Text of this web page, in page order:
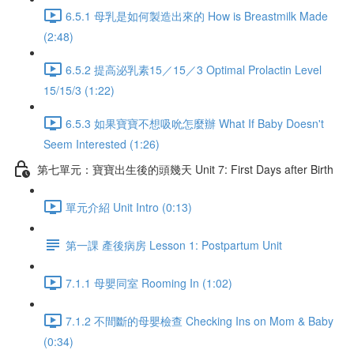
6.5.1 母乳是如何製造出來的 How is Breastmilk Made
(2:48)
6.5.2 提高泌乳素15／15／3 Optimal Prolactin Level
15/15/3 (1:22)
6.5.3 如果寶寶不想吸吮怎麼辦 What If Baby Doesn't
Seem Interested (1:26)
第七單元：寶寶出生後的頭幾天 Unit 7: First Days after Birth
單元介紹 Unit Intro (0:13)
第一課 產後病房 Lesson 1: Postpartum Unit
7.1.1 母嬰同室 Rooming In (1:02)
7.1.2 不間斷的母嬰檢查 Checking Ins on Mom & Baby
(0:34)